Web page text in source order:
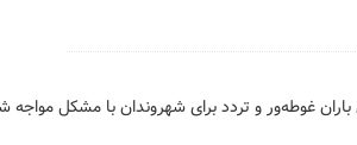
غوطه‌ور و تردد برای شهروندان با مشکل مواجه